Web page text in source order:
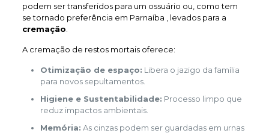
podem ser transferidos para um ossuário ou, como tem
se tornado preferência em Parnaíba , levados para a
cremação
A cremação de restos mortais oferece:
Otimização de espaço: Libera o jazigo da família
para novos sepultamentos.
Higiene e Sustentabilidade: Processo limpo que
reduz impactos ambientais.
Memória: As cinzas podem ser guardadas em urnas